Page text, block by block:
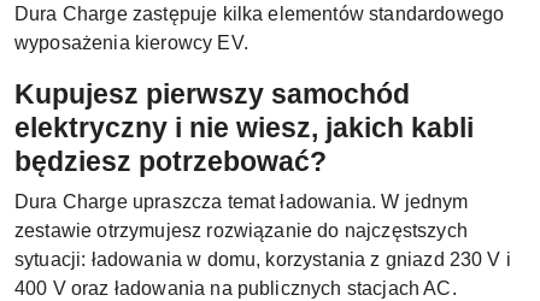
Dura Charge zastępuje kilka elementów standardowego
wyposażenia kierowcy EV.
Kupujesz pierwszy samochód
elektryczny i nie wiesz, jakich kabli
będziesz potrzebować?
Dura Charge upraszcza temat ładowania. W jednym
zestawie otrzymujesz rozwiązanie do najczęstszych
sytuacji: ładowania w domu, korzystania z gniazd 230 V i
400 V oraz ładowania na publicznych stacjach AC.